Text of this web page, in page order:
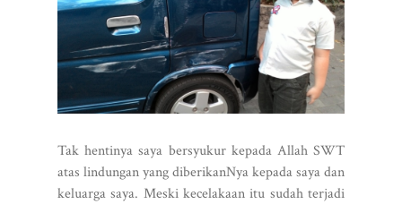
Tak hentinya saya bersyukur kepada Allah SWT
atas lindungan yang diberikanNya kepada saya dan
keluarga saya. Meski kecelakaan itu sudah terjadi